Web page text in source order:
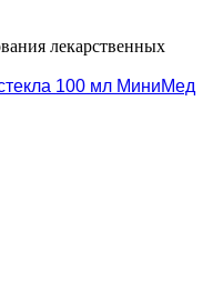
лекарственных
100 мл МиниМед